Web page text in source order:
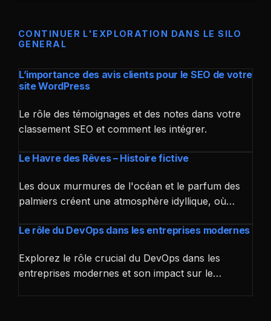
CONTINUER L'EXPLORATION DANS LE SILO
GENERAL
L’importance des avis clients pour le SEO de votre
site WordPress
Le rôle des témoignages et des notes dans votre
classement SEO et comment les intégrer.
Le Havre des Rêves – Histoire fictive
Les doux murmures de l'océan et le parfum des
palmiers créent une atmosphère idyllique, où…
Le rôle du DevOps dans les entreprises modernes
Explorez le rôle crucial du DevOps dans les
entreprises modernes et son impact sur le…